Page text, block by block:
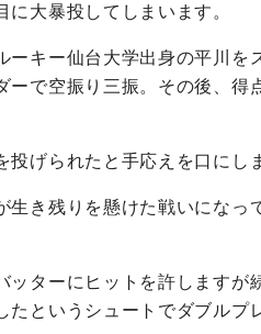
大暴投してしまいます。
キー仙台大学出身の平川を
で空振り三振。その後、得
げられたと手応えを口にし
き残りを懸けた戦いになっ
ターにヒットを許しますが
というシュートでダブルプ